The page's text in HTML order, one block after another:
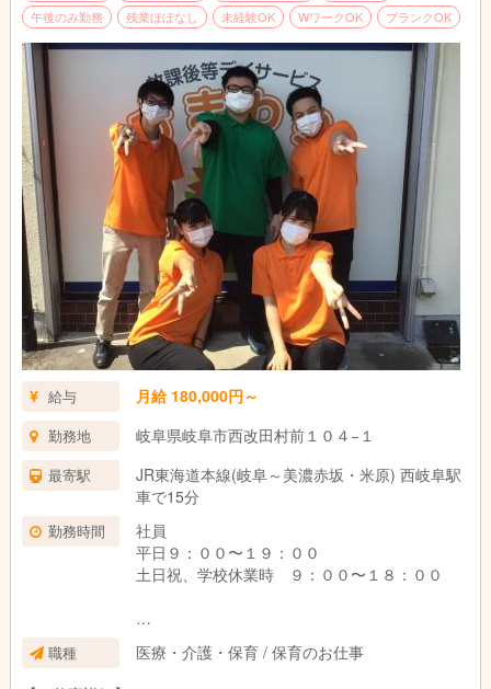
午後のみ勤務
残業ほぼなし 未経験OK WワークOK ブランクOK
給与 月給 180,000円～
勤務地 岐阜県岐阜市西改田村前１０４−１
最寄駅
JR東海道本線(岐阜～美濃赤坂・米原) 西岐阜駅
車で15分
勤務時間
社員
平日９：００〜１９：００
土日祝、学校休業時 ９：００〜１８：００
アルバイト・パート
平日13:30～18:00★シフト応相談！
職種
医療・介護・保育 / 保育のお仕事